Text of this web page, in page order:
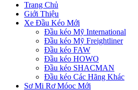
Trang Chủ
Giới Thiệu
Xe Đầu Kéo Mới
Đầu kéo Mỹ International
Đầu kéo Mỹ Freightliner
Đầu kéo FAW
Đầu kéo HOWO
Đầu kéo SHACMAN
Đầu kéo Các Hãng Khác
Sơ Mi Rơ Móoc Mới